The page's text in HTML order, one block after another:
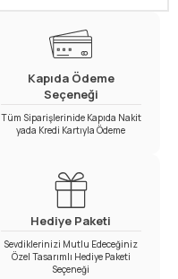
Kapıda Ödeme
Seçeneği
Tüm Siparişlerinide Kapıda Nakit
yada Kredi Kartıyla Ödeme
Hediye Paketi
Sevdiklerinizi Mutlu Edeceğiniz
Özel Tasarımlı Hediye Paketi
Seçeneği